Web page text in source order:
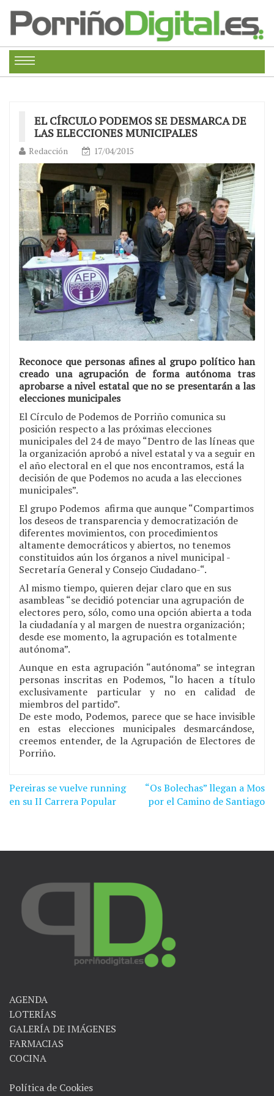
EL CÍRCULO PODEMOS SE DESMARCA DE
LAS ELECCIONES MUNICIPALES
Redacción 17/04/2015
Reconoce que personas afines al grupo político han
creado una agrupación de forma autónoma tras
aprobarse a nivel estatal que no se presentarán a las
elecciones municipales
El Círculo de Podemos de Porriño comunica su
posición respecto a las próximas elecciones
municipales del 24 de mayo “Dentro de las líneas que
la organización aprobó a nivel estatal y va a seguir en
el año electoral en el que nos encontramos, está la
decisión de que Podemos no acuda a las elecciones
municipales”.
El grupo Podemos afirma que aunque “Compartimos
los deseos de transparencia y democratización de
diferentes movimientos, con procedimientos
altamente democráticos y abiertos, no tenemos
constituidos aún los órganos a nivel municipal -
Secretaría General y Consejo Ciudadano-“.
Al mismo tiempo, quieren dejar claro que en sus
asambleas “se decidió potenciar una agrupación de
electores pero, sólo, como una opción abierta a toda
la ciudadanía y al margen de nuestra organización;
desde ese momento, la agrupación es totalmente
autónoma”.
Aunque en esta agrupación “autónoma” se integran
personas inscritas en Podemos, “lo hacen a título
exclusivamente particular y no en calidad de
miembros del partido”.
De este modo, Podemos, parece que se hace invisible
en estas elecciones municipales desmarcándose,
creemos entender, de la Agrupación de Electores de
Porriño.
Navegación
Pereiras se vuelve running
en su II Carrera Popular
“Os Bolechas” llegan a Mos
por el Camino de Santiago
AGENDA
LOTERÍAS
GALERÍA DE IMÁGENES
FARMACIAS
COCINA
Política de Cookies